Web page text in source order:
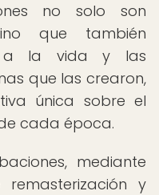
no solo son
que también
a la vida y las
que las crearon,
única sobre el
cada época.
mediante
y